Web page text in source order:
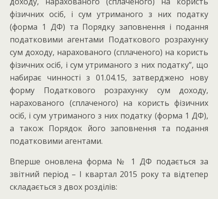
фізичних осіб, і сум утриманого з них податку
(форма 1 ДФ) та Порядку заповнення і подання
податковими агентами Податкового розрахунку
сум доходу, нарахованого (сплаченого) на користь
фізичних осіб, і сум утриманого з них податку”, що
набирає чинності з 01.04.15, затверджено нову
форму Податкового розрахунку сум доходу,
нарахованого (сплаченого) на користь фізичних
осіб, і сум утриманого з них податку (форма 1 ДФ),
а також Порядок його заповнення та подання
податковими агентами.
Вперше оновлена форма № 1 ДФ подається за
звітний період – I квартал 2015 року та відтепер
складається з двох розділів: